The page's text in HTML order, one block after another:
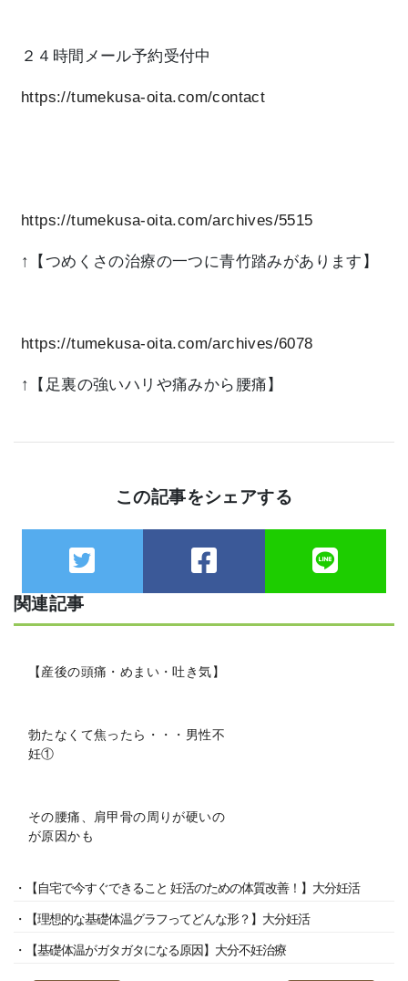
２４時間メール予約受付中
https://tumekusa-oita.com/contact
https://tumekusa-oita.com/archives/5515
↑【つめくさの治療の一つに青竹踏みがあります】
https://tumekusa-oita.com/archives/6078
↑【足裏の強いハリや痛みから腰痛】
この記事をシェアする
関連記事
【産後の頭痛・めまい・吐き気】
勃たなくて焦ったら・・・男性不
妊①
その腰痛、肩甲骨の周りが硬いの
が原因かも
・【自宅で今すぐできること 妊活のための体質改善！】大分妊活
・【理想的な基礎体温グラフってどんな形？】大分妊活
・【基礎体温がガタガタになる原因】大分不妊治療